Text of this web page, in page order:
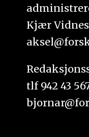
Kjær Vidnes
tlf 942 43